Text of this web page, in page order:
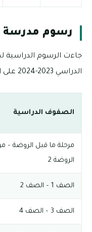
رسوم مدرسة
جاءت الرسوم الدراسية
الدراسي 2023-2024 على النحو التالي:
الصفوف الدراسية
مرحلة ما قبل الروضة –
الروضة 2
الصف 1 – الصف 2
الصف 3 – الصف 4